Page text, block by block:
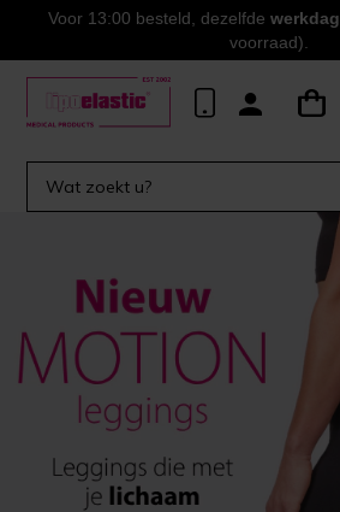
Voor 13:00 besteld, dezelfde werkdag
voorraad).